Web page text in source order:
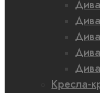
Кресла-